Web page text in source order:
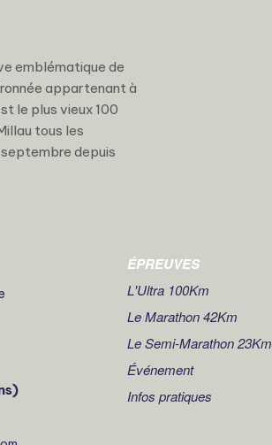
emblématique de
appartenant à
le plus vieux 100
tous les
depuis
ÉPREUVES
L'Ultra 100Km
Le Marathon 42Km
Le Semi-Marathon 23Km
Événement
Infos pratiques